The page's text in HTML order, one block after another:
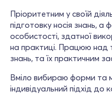
Пріоритетним у своїй
підготовку носія знань, а
особистості, здатної
на практиці. Працюю над
знань, та їх практичним
Вміло вибираю форми та
індивідуальний підхід